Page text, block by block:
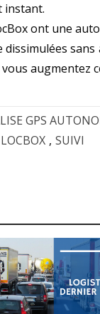
instant.
ont une
augmentez
GPS
LOCBOX , SUIVI